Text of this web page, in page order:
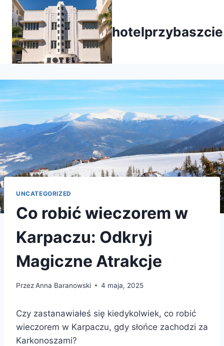
Przejdź
treści
UNCATEGORIZED
Co robić wieczorem w
Karpaczu: Odkryj
Magiczne Atrakcje
PrzezAnna Baranowski 4 maja, 2025
Czy zastanawiałeś się kiedykolwiek, co robić
wieczorem w Karpaczu, gdy słońce zachodzi za
Karkonoszami?